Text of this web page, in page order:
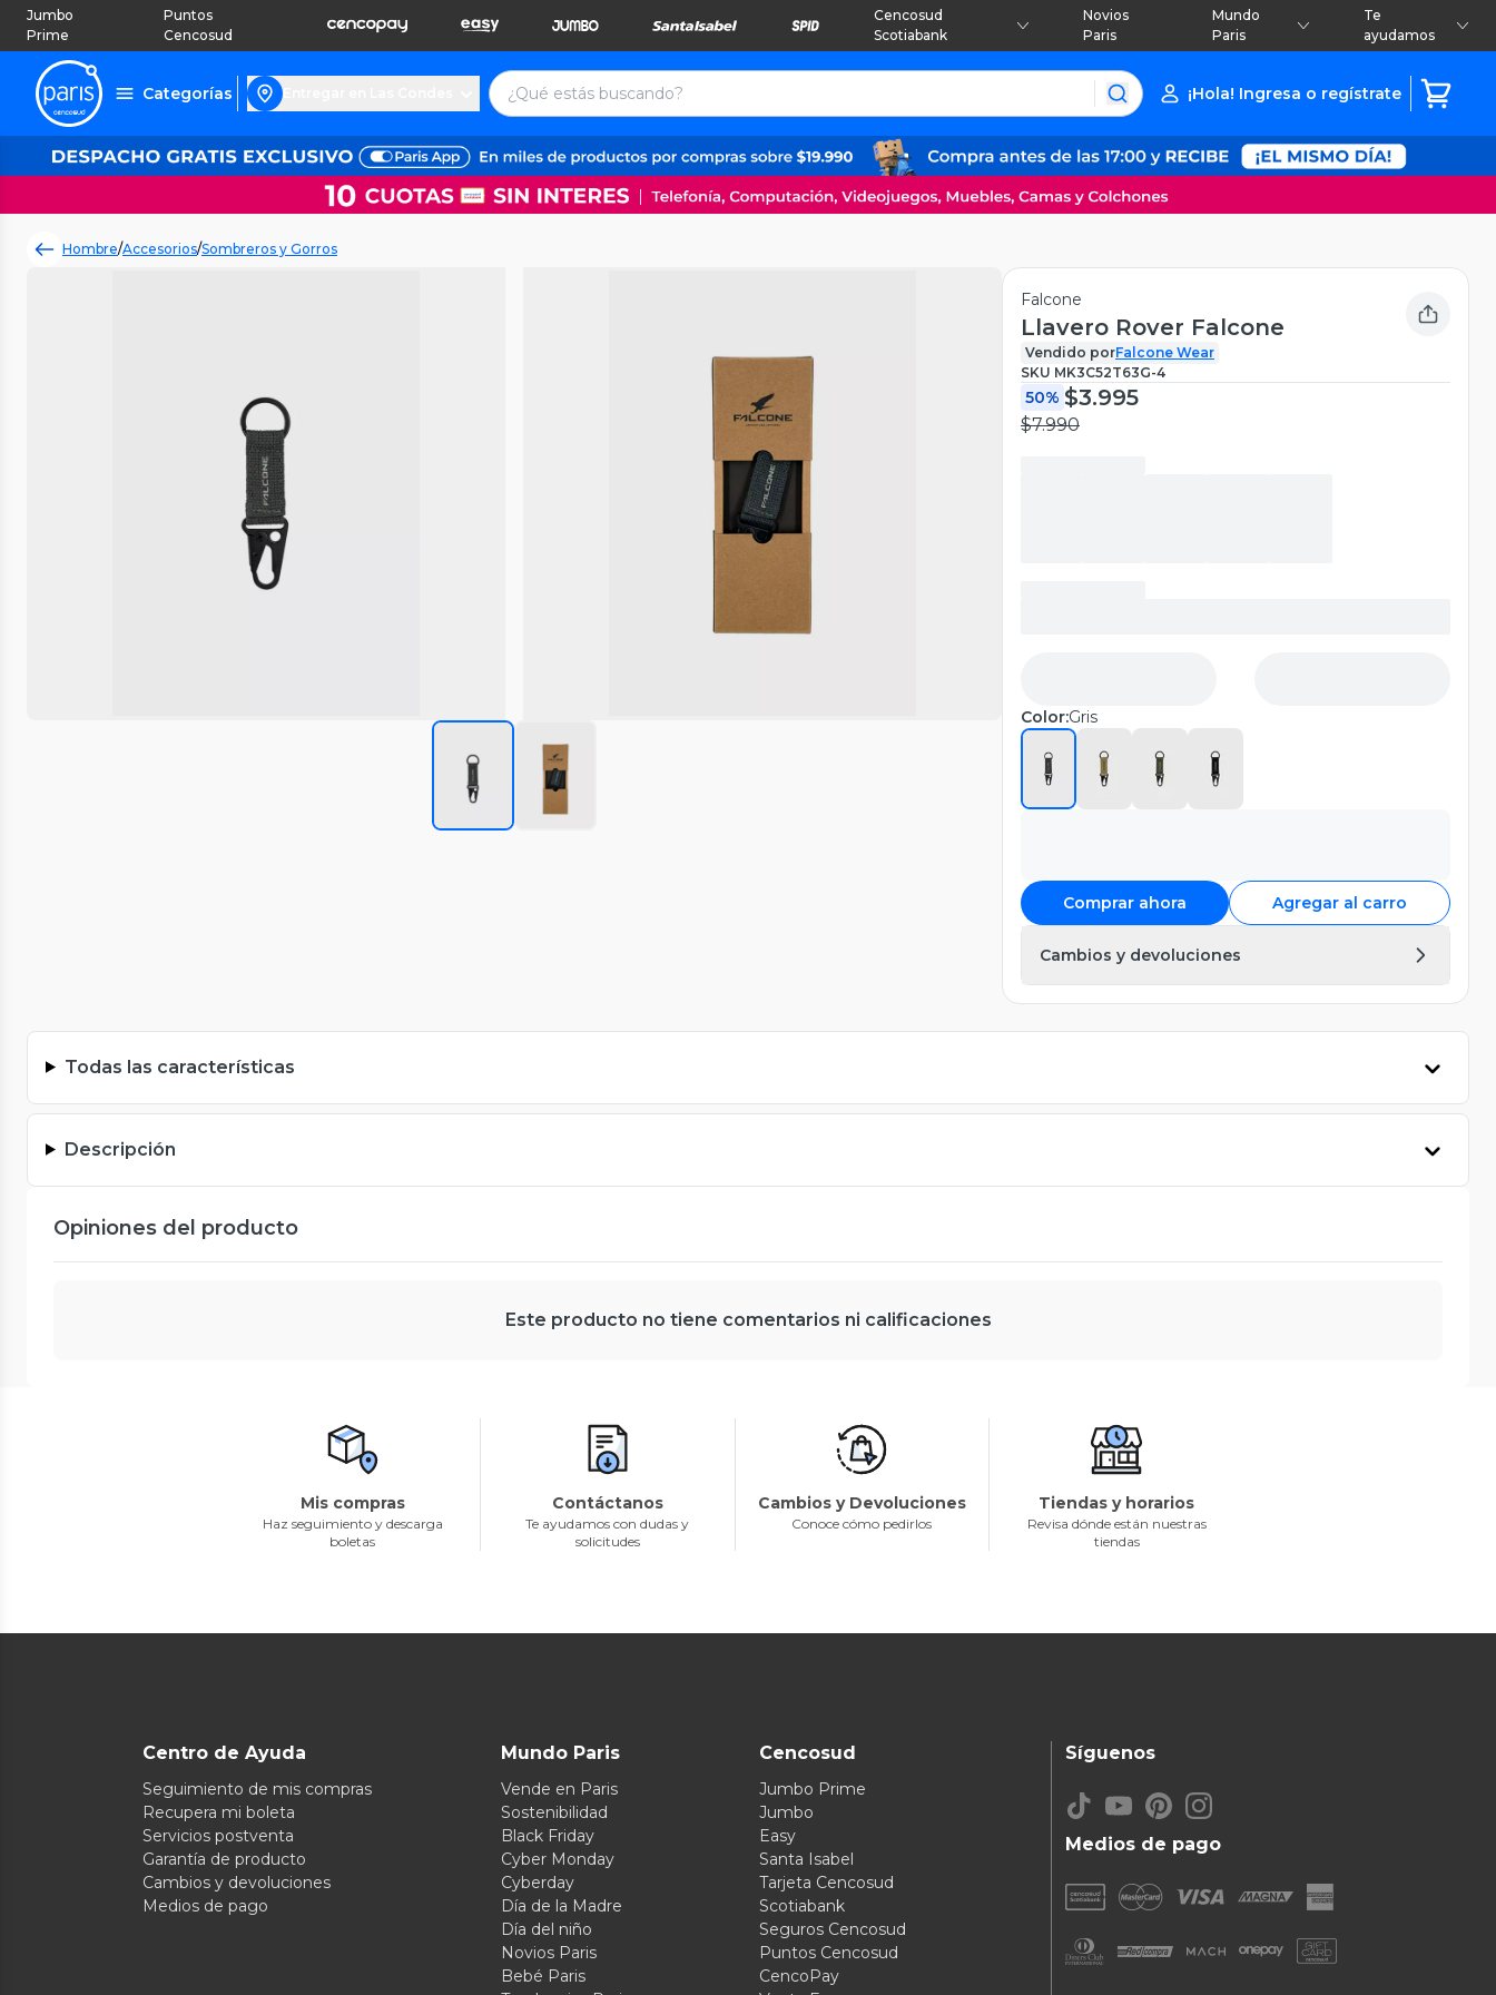
Jumbo
Prime
Puntos
Cencosud
Cencosud
Scotiabank
Novios
Paris
Mundo
Paris
Te
ayudamos
Categorías ¡Hola! Ingresa o regístrate
Hombre/Accesorios/Sombreros y Gorros
Falcone
Llavero Rover Falcone
Vendido porFalcone Wear
SKU MK3C52T63G-4
50% $3.995
$7.990
Color:Gris
Comprar ahora Agregar al carro
Cambios y devoluciones
Todas las características
Descripción
Opiniones del producto
Este producto no tiene comentarios ni calificaciones
Mis compras
Haz seguimiento y descarga
boletas
Contáctanos
Te ayudamos con dudas y
solicitudes
Cambios y Devoluciones
Conoce cómo pedirlos
Tiendas y horarios
Revisa dónde están nuestras
tiendas
Centro de Ayuda
Seguimiento de mis compras
Recupera mi boleta
Servicios postventa
Garantía de producto
Cambios y devoluciones
Medios de pago
Mundo Paris
Vende en Paris
Sostenibilidad
Black Friday
Cyber Monday
Cyberday
Día de la Madre
Día del niño
Novios Paris
Bebé Paris
Cencosud
Jumbo Prime
Jumbo
Easy
Santa Isabel
Tarjeta Cencosud
Scotiabank
Seguros Cencosud
Puntos Cencosud
CencoPay
Medios de pago
Síguenos